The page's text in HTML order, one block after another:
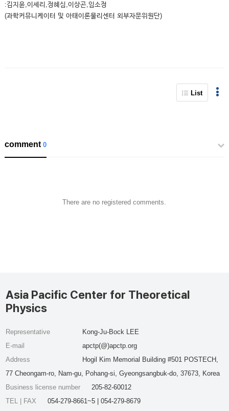
:김지윤,이세리,정혜심,이상곤,임소정
(과학커뮤니케이터 및 아태이론물리센터 외부자문위원단)
List
comment0
There are no registered comments.
Asia Pacific Center for Theoretical
Physics
Representative
Kong-Ju-Bock LEE
E-mail
apctp(@)apctp.org
Address
Hogil Kim Memorial Building #501 POSTECH,
77 Cheongam-ro, Nam-gu, Pohang-si, Gyeongsangbuk-do, 37673, Korea
Business license number
205-82-60012
TEL | FAX
054-279-8661~5 | 054-279-8679